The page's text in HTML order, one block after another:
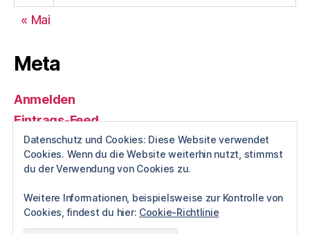
« Mai
Meta
Anmelden
Eintrags-Feed
Kommentar-Feed
WordPress.org
Datenschutz und Cookies: Diese Website verwendet
Cookies. Wenn du die Website weiterhin nutzt, stimmst
du der Verwendung von Cookies zu.
Weitere Informationen, beispielsweise zur Kontrolle von
Cookies, findest du hier: Cookie-Richtlinie